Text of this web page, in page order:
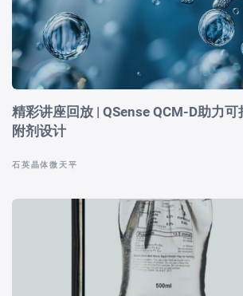
精彩讲座回放 | QSense QCM-D助力可
附剂设计
石英晶体微天平